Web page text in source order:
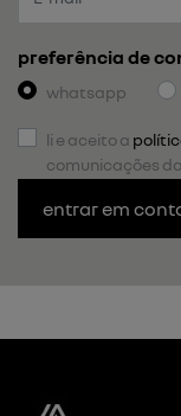
preferência de
whatsapp
li e aceito a
comunicações
entrar em